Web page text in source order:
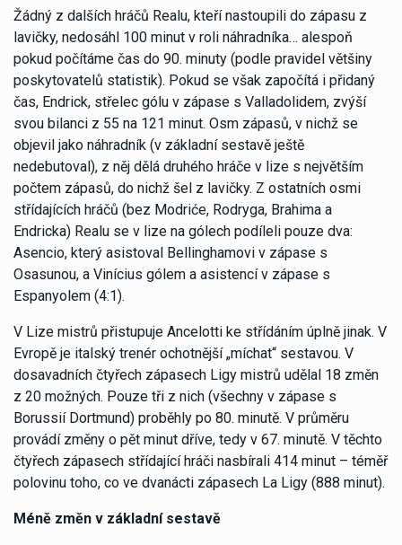
Žádný z dalších hráčů Realu, kteří nastoupili do zápasu z
lavičky, nedosáhl 100 minut v roli náhradníka… alespoň
pokud počítáme čas do 90. minuty (podle pravidel většiny
poskytovatelů statistik). Pokud se však započítá i přidaný
čas, Endrick, střelec gólu v zápase s Valladolidem, zvýší
svou bilanci z 55 na 121 minut. Osm zápasů, v nichž se
objevil jako náhradník (v základní sestavě ještě
nedebutoval), z něj dělá druhého hráče v lize s největším
počtem zápasů, do nichž šel z lavičky. Z ostatních osmi
střídajících hráčů (bez Modriće, Rodryga, Brahima a
Endricka) Realu se v lize na gólech podíleli pouze dva:
Asencio, který asistoval Bellinghamovi v zápase s
Osasunou, a Vinícius gólem a asistencí v zápase s
Espanyolem (4:1).
V Lize mistrů přistupuje Ancelotti ke střídáním úplně jinak. V
Evropě je italský trenér ochotnější „míchat“ sestavou. V
dosavadních čtyřech zápasech Ligy mistrů udělal 18 změn
z 20 možných. Pouze tři z nich (všechny v zápase s
Borussií Dortmund) proběhly po 80. minutě. V průměru
provádí změny o pět minut dříve, tedy v 67. minutě. V těchto
čtyřech zápasech střídající hráči nasbírali 414 minut – téměř
polovinu toho, co ve dvanácti zápasech La Ligy (888 minut).
Méně změn v základní sestavě